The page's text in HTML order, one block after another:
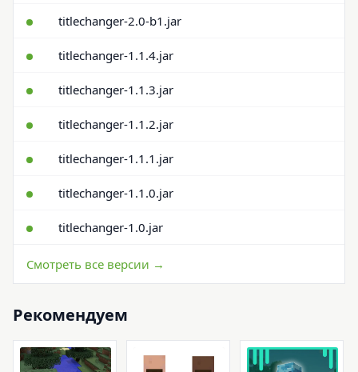
titlechanger-2.0-b1.jar
titlechanger-1.1.4.jar
titlechanger-1.1.3.jar
titlechanger-1.1.2.jar
titlechanger-1.1.1.jar
titlechanger-1.1.0.jar
titlechanger-1.0.jar
Смотреть все версии →
Рекомендуем